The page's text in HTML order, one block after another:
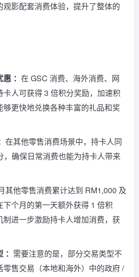
观影配套消费体验，提升了整体的
： 在 GSC 消费、海外消费、网
人可获得 3 倍积分奖励，加速积
够更快地兑换各种丰富的礼品和奖
在其他零售消费场景中，持卡人同
，确保日常消费也能为持卡人带来
其他零售消费累计达到 RM1,000 及
个月的第一天额外获得 1 倍积
制进一步激励持卡人增加消费，获
需要注意的是，部分交易类型不
售交易（本地和海外）中的政府 /